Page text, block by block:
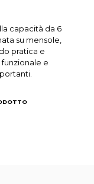
capacità da 6
su mensole,
pratica e
funzionale e